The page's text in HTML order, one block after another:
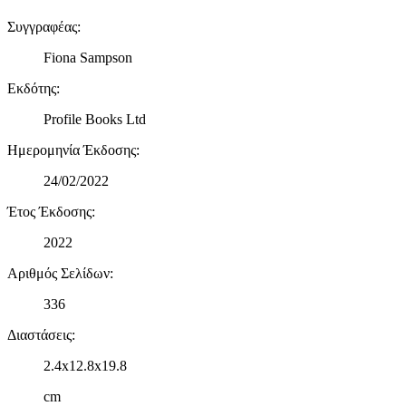
Συγγραφέας:
Fiona Sampson
Εκδότης:
Profile Books Ltd
Ημερομηνία Έκδοσης:
24/02/2022
Έτος Έκδοσης:
2022
Αριθμός Σελίδων:
336
Διαστάσεις:
2.4x12.8x19.8
cm